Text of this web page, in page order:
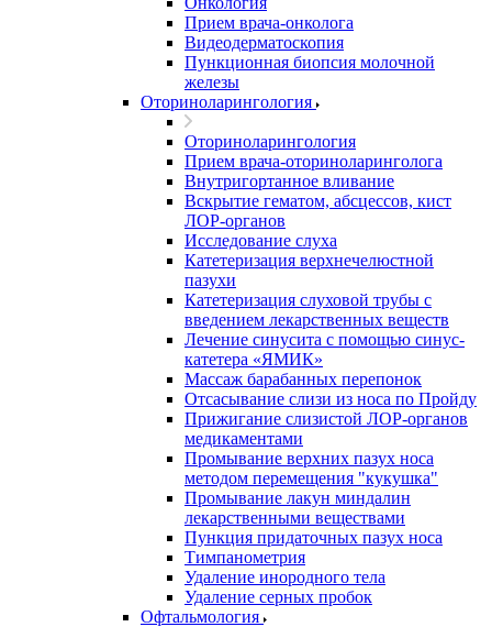
Прием врача-онколога
Видеодерматоскопия
Пункционная биопсия молочной
железы
Оториноларингология
Оториноларингология
Прием врача-оториноларинголога
Внутригортанное вливание
Вскрытие гематом, абсцессов, кист
ЛОР-органов
Исследование слуха
Катетеризация верхнечелюстной
пазухи
Катетеризация слуховой трубы с
введением лекарственных веществ
Лечение синусита с помощью синус-
катетера «ЯМИК»
Массаж барабанных перепонок
Отсасывание слизи из носа по Пройду
Прижигание слизистой ЛОР-органов
медикаментами
Промывание верхних пазух носа
методом перемещения "кукушка"
Промывание лакун миндалин
лекарственными веществами
Пункция придаточных пазух носа
Тимпанометрия
Удаление инородного тела
Удаление серных пробок
Офтальмология